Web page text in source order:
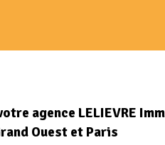
agence LELIEVRE
Ouest et Paris